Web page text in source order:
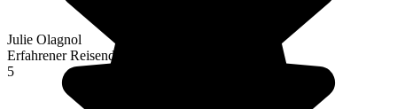
Julie Olagnol
Erfahrener Reisender
5